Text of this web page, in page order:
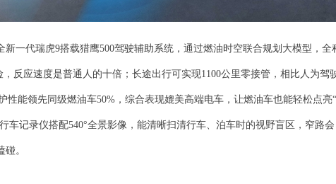
新一代瑞虎9搭载猎鹰500驾驶辅助系统，通过燃油时空联合规划大模型，全
反应速度是普通人的十倍；长途出行可实现1100公里零接管，相比人为驾
性能领先同级燃油车50%，综合表现媲美高端电车，让燃油车也能轻松点亮
车记录仪搭配540°全景影像，能清晰扫清行车、泊车时的视野盲区，窄路会
。